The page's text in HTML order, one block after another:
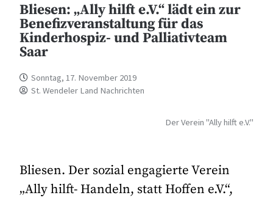
Bliesen: „Ally hilft e.V.“ lädt ein zur
Benefizveranstaltung für das
Kinderhospiz- und Palliativteam
Saar
Sonntag, 17. November 2019
St. Wendeler Land Nachrichten
Der Verein "Ally hilft e.V."
Bliesen. Der sozial engagierte Verein
„Ally hilft- Handeln, statt Hoffen e.V.“,